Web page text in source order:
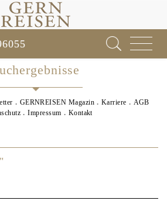
Toggle
GERNREISEN Magazin Karriere
AGB
Impressum Kontakt